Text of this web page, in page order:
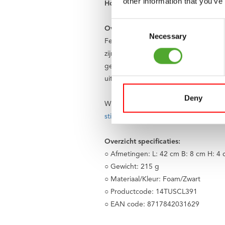
Necessary
Deny
Hoe bescherm jij je nek en
Over Tunturi
Feel better every day. Dat is het
zijn we een Nederlands bedrijf en
gelukkig leven. Dat doen we met
uitbreidt en verbetert, met
Wij vinden dat iedereen recht heeft
stichting Fitkids
Overzicht specificaties:
○ Afmetingen: L: 42 cm B: 8 cm H: 4
○ Gewicht: 215 g
○ Materiaal/Kleur: Foam/Zwart
○ Productcode: 14TUSCL391
○ EAN code: 8717842031629